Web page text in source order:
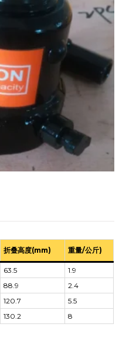
折叠高度(mm) 重量/公斤)
63.5
1.9
88.9
2.4
120.7
5.5
130.2 8